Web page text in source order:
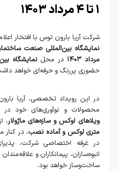
آریا بارون توس با افتخار اعلام می‌کند
بین‌المللی صنعت ساختمان مشهد
در محل نمایشگاه بین‌المللی
پررنگ و حرفه‌ای خواهد داشت.
رویداد تخصصی، آریا بارون با هدف
و نوآوری‌های خود در حوزه
لوکس و سازه‌های ماژولار، از جمله
لوکس و آماده نصب، در کنار مشاوران
اختصاصی شرکت، پذیرای
پیمانکاران و علاقه‌مندان به
خواهد بود.